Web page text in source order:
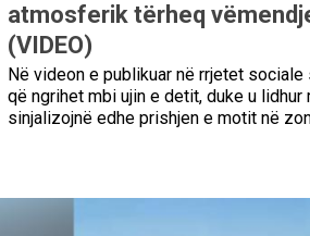
atmosferik tërheq
(VIDEO)
Në videon e publikuar në rrjetet
që ngrihet mbi ujin e detit, duke u
sinjalizojnë edhe prishjen e motit në